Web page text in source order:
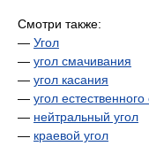
Смотри также:
— Угол
— угол смачивания
— угол касания
— угол естественного
— нейтральный угол
— краевой угол